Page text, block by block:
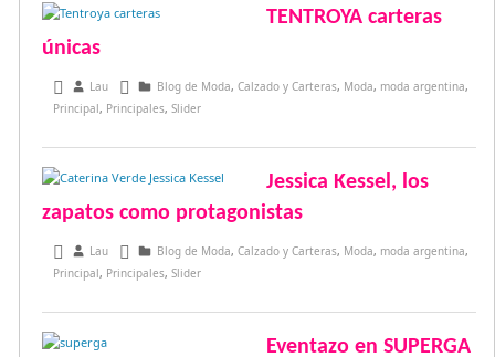
TENTROYA carteras
únicas
mayo 16, 2017
Lau Blog de Moda, Calzado y Carteras, Moda, moda argentina,
Principal, Principales, Slider
Jessica Kessel, los
zapatos como protagonistas
mayo 14, 2017
Lau Blog de Moda, Calzado y Carteras, Moda, moda argentina,
Principal, Principales, Slider
Eventazo en SUPERGA